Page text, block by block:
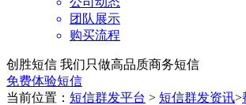
团队展示
购买流程
创胜短信 我们只做高品质商务短信
免费体验短信
当前位置： 短信群发平台 > 短信群发资讯>